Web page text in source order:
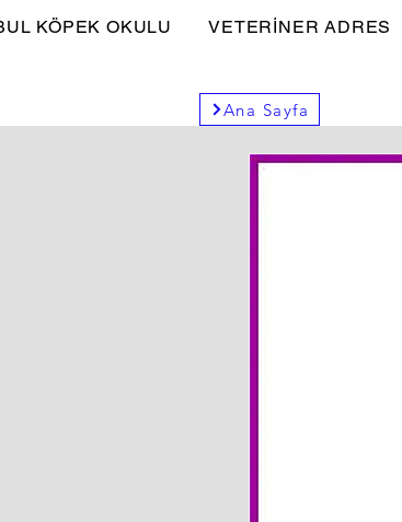
KÖPEK OKULU VETERİNER ADRES
Ana Sayfa